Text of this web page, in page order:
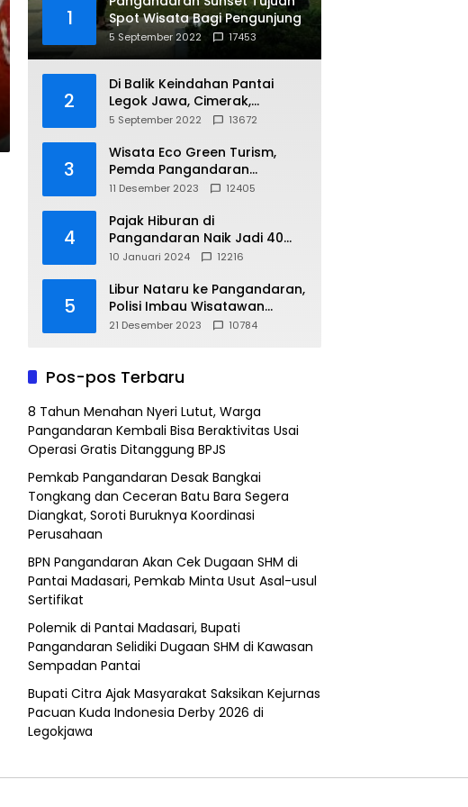
1
Spot Wisata Bagi Pengunjung
5 September 2022 17453
2
Di Balik Keindahan Pantai
Legok Jawa, Cimerak,
Pangandaran
5 September 2022 13672
3
Wisata Eco Green Turism,
Pemda Pangandaran
Gandeng PLN
11 Desember 2023 12405
4
Pajak Hiburan di
Pangandaran Naik Jadi 40
Persen
10 Januari 2024 12216
5
Libur Nataru ke Pangandaran,
Polisi Imbau Wisatawan
Gunakan Jalur Arteri
21 Desember 2023 10784
Pos-pos Terbaru
8 Tahun Menahan Nyeri Lutut, Warga
Pangandaran Kembali Bisa Beraktivitas Usai
Operasi Gratis Ditanggung BPJS
Pemkab Pangandaran Desak Bangkai
Tongkang dan Ceceran Batu Bara Segera
Diangkat, Soroti Buruknya Koordinasi
Perusahaan
BPN Pangandaran Akan Cek Dugaan SHM di
Pantai Madasari, Pemkab Minta Usut Asal-usul
Sertifikat
Polemik di Pantai Madasari, Bupati
Pangandaran Selidiki Dugaan SHM di Kawasan
Sempadan Pantai
Bupati Citra Ajak Masyarakat Saksikan Kejurnas
Pacuan Kuda Indonesia Derby 2026 di
Legokjawa